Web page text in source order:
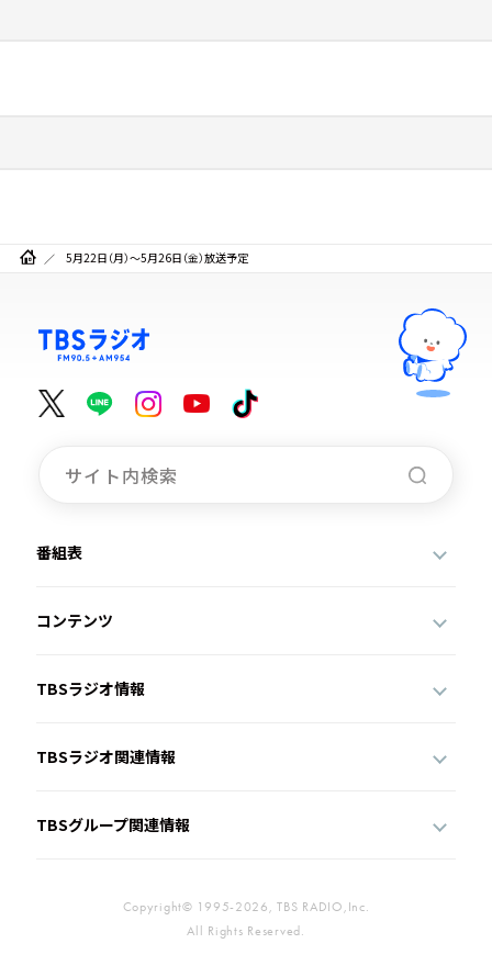
5月22日（月）～5月26日（金）放送予定
番組表
コンテンツ
TBSラジオ情報
TBSラジオ関連情報
TBSグループ関連情報
Copyright© 1995-2026, TBS RADIO,Inc.
All Rights Reserved.